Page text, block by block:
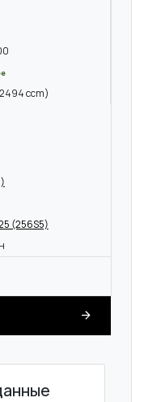
ccm)
(256S5)